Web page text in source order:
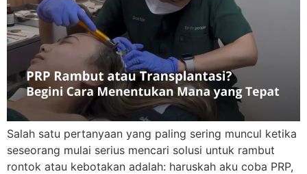
Salah satu pertanyaan yang paling sering muncul ketika
seseorang mulai serius mencari solusi untuk rambut
rontok atau kebotakan adalah: haruskah aku coba PRP,